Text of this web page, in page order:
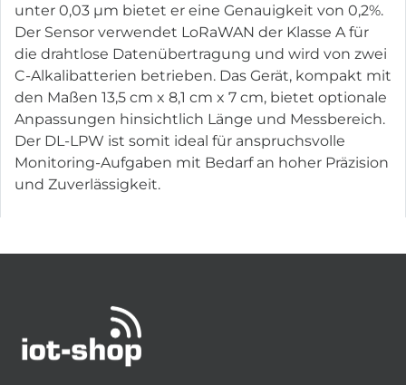
unter 0,03 µm bietet er eine Genauigkeit von 0,2%.
Der Sensor verwendet LoRaWAN der Klasse A für
die drahtlose Datenübertragung und wird von zwei
C-Alkalibatterien betrieben. Das Gerät, kompakt mit
den Maßen 13,5 cm x 8,1 cm x 7 cm, bietet optionale
Anpassungen hinsichtlich Länge und Messbereich.
Der DL-LPW ist somit ideal für anspruchsvolle
Monitoring-Aufgaben mit Bedarf an hoher Präzision
und Zuverlässigkeit.